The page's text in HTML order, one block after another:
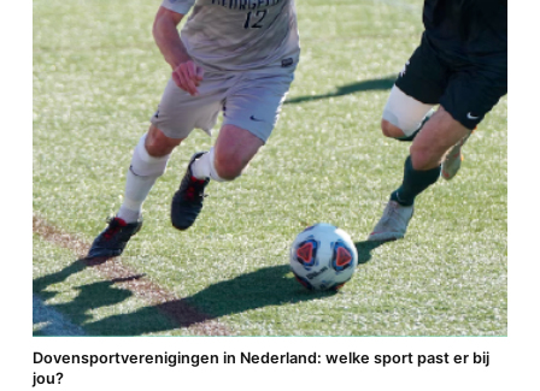
Dovensportverenigingen in Nederland: welke sport past er bij
jou?